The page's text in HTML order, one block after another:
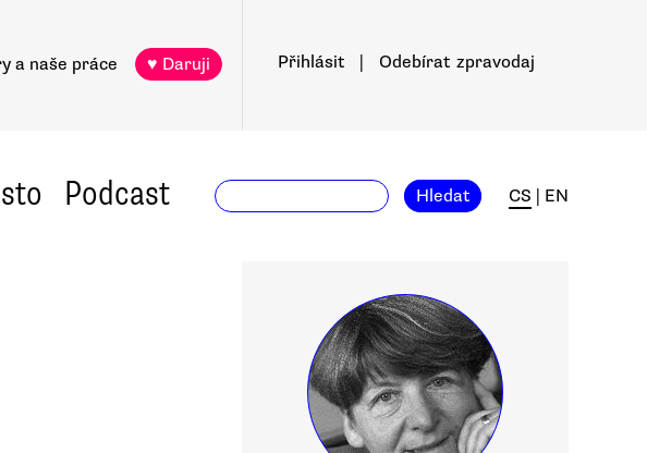
a naše práce ♥ Daruji Přihlásit Odebírat zpravodaj
Podcast Hledat CS EN